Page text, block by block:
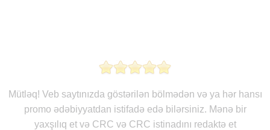
Mütləq! Veb saytınızda göstərilən bölmədən və ya hər hansı
promo ədəbiyyatdan istifadə edə bilərsiniz. Mənə bir
yaxşılıq et və CRC və CRC istinadını redaktə et